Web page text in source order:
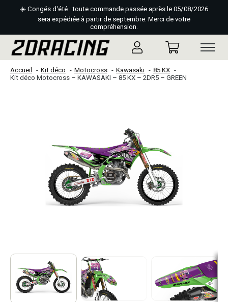
☀️ Congés d'été : toute commande passée après le 05/08/2026
sera expédiée à partir de septembre. Merci de votre
compréhension.
Accueil Kit déco Motocross Kawasaki
85 KX
Kit déco Motocross – KAWASAKI – 85 KX – 2DR5 – GREEN